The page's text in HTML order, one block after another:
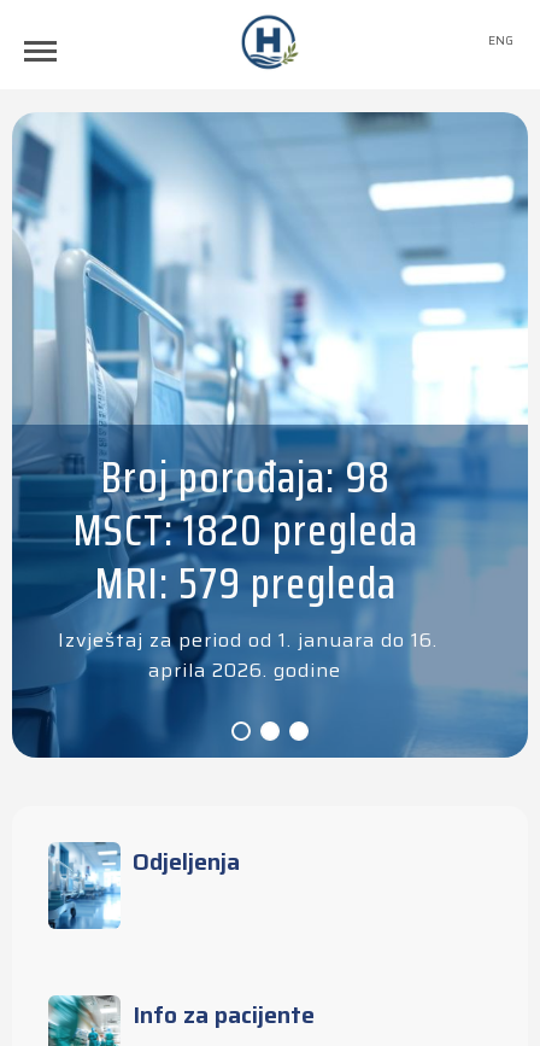
ENG
Broj porođaja: 98
MSCT: 1820 pregleda
MRI: 579 pregleda
Izvještaj za period od 1. januara do 16.
aprila 2026. godine
Odjeljenja
Info za pacijente